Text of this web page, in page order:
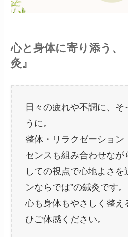
心と身体に寄り添う、
灸』
日々の疲れや不調に、そ
うに。
整体・リラクゼーション
センスも組み合わせなが
しての視点で心地よさを
ンならでは”の鍼灸です。
心も身体もやさしく整え
ひご体感ください。